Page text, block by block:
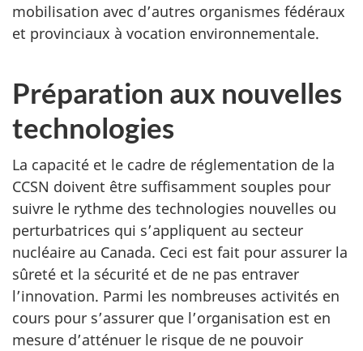
mobilisation avec d’autres organismes fédéraux
et provinciaux à vocation environnementale.
Préparation aux nouvelles
technologies
La capacité et le cadre de réglementation de la
CCSN doivent être suffisamment souples pour
suivre le rythme des technologies nouvelles ou
perturbatrices qui s’appliquent au secteur
nucléaire au Canada. Ceci est fait pour assurer la
sûreté et la sécurité et de ne pas entraver
l’innovation. Parmi les nombreuses activités en
cours pour s’assurer que l’organisation est en
mesure d’atténuer le risque de ne pouvoir